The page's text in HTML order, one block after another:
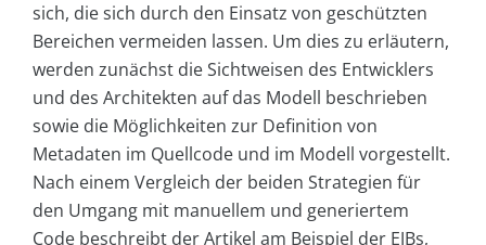
sich, die sich durch den Einsatz von geschützten
Bereichen vermeiden lassen. Um dies zu erläutern,
werden zunächst die Sichtweisen des Entwicklers
und des Architekten auf das Modell beschrieben
sowie die Möglichkeiten zur Definition von
Metadaten im Quellcode und im Modell vorgestellt.
Nach einem Vergleich der beiden Strategien für
den Umgang mit manuellem und generiertem
Code beschreibt der Artikel am Beispiel der EJBs,